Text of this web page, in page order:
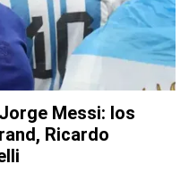
Messi: los
Ricardo